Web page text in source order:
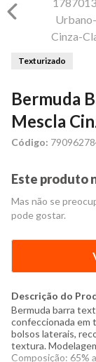
Texturizado
Bermuda
Mescla
Código:
Este produto
Mas não se
pode gostar.
Descrição do
Bermuda barra
confeccionada em
bolsos laterais,
textura.
Composição: 65%